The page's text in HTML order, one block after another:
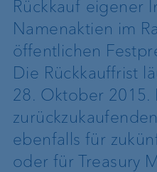
Rückkauf eigener
Namenaktien im
öffentlichen
Die Rückkauffrist
28. Oktober 2015.
ebenfalls für
oder für Treasury